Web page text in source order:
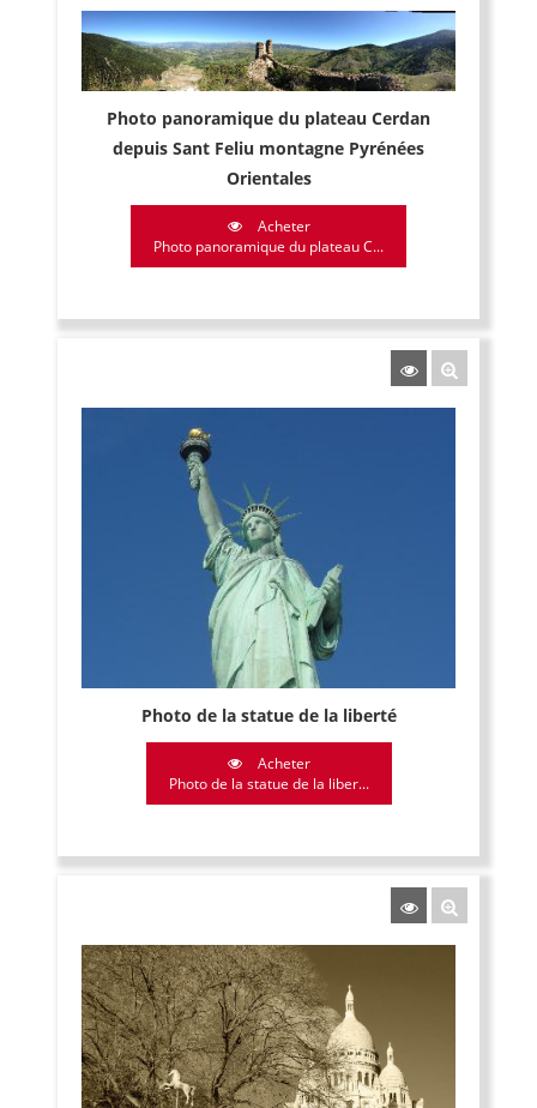
Photo panoramique du plateau Cerdan
depuis Sant Feliu montagne Pyrénées
Orientales
Acheter
Photo panoramique du plateau C...
Photo de la statue de la liberté
Acheter
Photo de la statue de la liber...